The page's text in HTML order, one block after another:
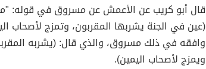
قال أبو كريب عن الأعمش عن مسروق في قوله:
(عين في الجنة يشربها المقربون، وتمزج لأصحاب
وافقه في ذلك مسروق، والذي قال: (يشربه
ويمزج لأصحاب اليمين).